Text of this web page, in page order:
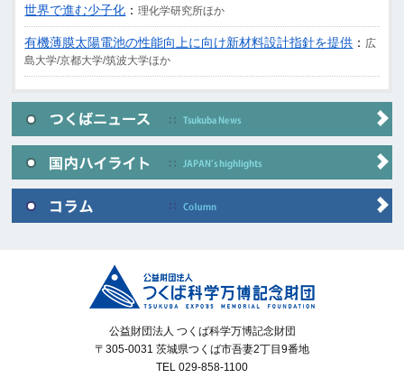
世界で進む少子化 ：理化学研究所ほか
有機薄膜太陽電池の性能向上に向け新材料設計指針を提供 ： 広
島大学/京都大学/筑波大学ほか
公益財団法人 つくば科学万博記念財団
〒305-0031 茨城県つくば市吾妻2丁目9番地
TEL 029-858-1100